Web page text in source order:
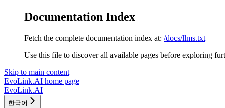
Documentation Index
Fetch the complete documentation index at: /docs/llms.txt
Use this file to discover all available pages before exploring
Skip to main content
EvoLink.AI home page
EvoLink.AI
한국어